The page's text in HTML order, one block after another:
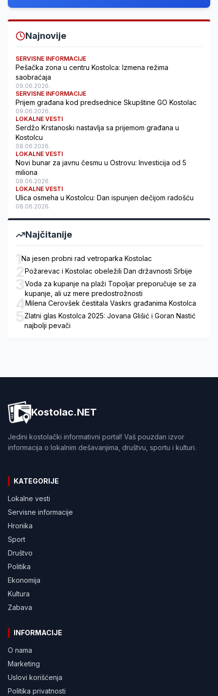
Najnovije
SERVISNE INFORMACIJE
Pešačka zona u centru Kostolca: Izmena režima
saobraćaja
09.06.2026.
SERVISNE INFORMACIJE
Prijem građana kod predsednice Skupštine GO Kostolac
09.06.2026.
LOKALNE VESTI
Serdžo Krstanoski nastavlja sa prijemom građana u
Kostolcu
08.06.2026.
LOKALNE VESTI
Novi bunar za javnu česmu u Ostrovu: Investicija od 5
miliona
08.06.2026.
LOKALNE VESTI
Ulica osmeha u Kostolcu: Dan ispunjen dečijom radošću
08.06.2026.
Najčitanije
1Na jesen probni rad vetroparka Kostolac
2Požarevac i Kostolac obeležili Dan državnosti Srbije
3Voda za kupanje na plaži Topoljar preporučuje se za
kupanje, ali uz mere predostrožnosti
4Milena Cerovšek čestitala Vaskrs građanima Kostolca
5Zlatni glas Kostolca 2025: Jovana Glišić i Goran Nastić
najbolji pevači
Kostolac.NET
Jedini kostolački informativni portal! Vaš pouzdan izvor
informacija o lokalnim dešavanjima, društvu, sportu i kulturi.
KATEGORIJE
Lokalne vesti
Servisne informacije
Hronika
Sport
Društvo
Politika
Ekonomija
Kultura
Zabava
INFORMACIJE
O nama
Marketing
Uslovi korišćenja
Politika privatnosti